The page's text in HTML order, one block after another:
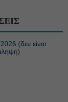
(δεν είναι